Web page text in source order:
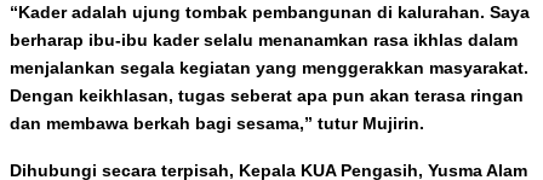
“Kader adalah ujung tombak pembangunan di kalurahan. Saya
berharap ibu-ibu kader selalu menanamkan rasa ikhlas dalam
menjalankan segala kegiatan yang menggerakkan masyarakat.
Dengan keikhlasan, tugas seberat apa pun akan terasa ringan
dan membawa berkah bagi sesama,” tutur Mujirin.
Dihubungi secara terpisah, Kepala KUA Pengasih, Yusma Alam